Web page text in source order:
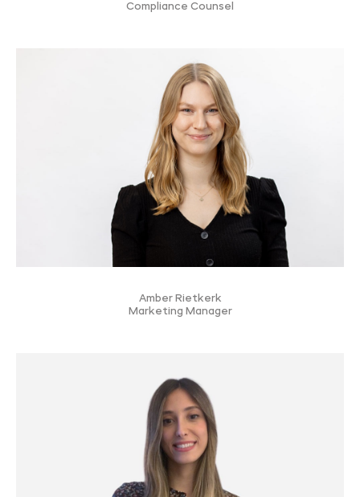
Compliance Counsel
Amber Rietkerk
Marketing Manager